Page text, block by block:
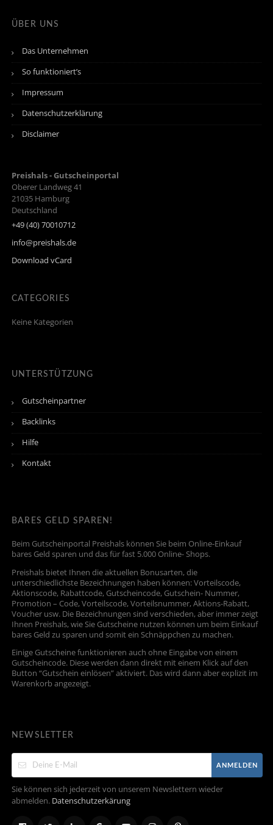
ÜBER UNS
Das Unternehmen
So funktioniert’s
Impressum
Datenschutzerklärung
Disclaimer
Preishals - Gutscheinportal
Oberer Landweg 41
21035 Hamburg
Deutschland
+49 (40) 70010712
info@preishals.de
Download vCard
CATEGORIES
Keine Kategorien
UNTERSTÜTZUNG
Gutscheinpartner
Backlinks
Hilfe
Kontakt
BARES GELD SPAREN!
Beim Gutscheinportal Preishals können Sie beim Online-Einkauf
bares Geld sparen und das für fast 5.000 Online- Shops.
Preishals bietet Ihnen die aktuellen Bonusarten, die
unterschiedlichste Bezeichnungen haben können: Vorteilscode,
Aktionscode, Rabattcode, Gutscheincode, Gutschein- Nummer,
Promotion – Code, Vorteilscode, Vorteilsnummer, Aktions-Rabatt,
Voucher usw. Die Bezeichnungen sind verschieden, aber immer zeigt
Ihnen Preishals, wie Sie Gutscheine nutzen können um beim Einkauf
bares Geld zu sparen und somit ein Schnäppchen zu machen.
Einige Gutscheine funktionieren auch ohne Eingabe von einem
Gutscheincode. Diese werden dann direkt mit einem Klick auf den
Button “Gutschein einlösen” aktiviert. Das wird dann aber explizit im
Warenkorb angezeigt.
NEWSLETTER
ANMELDEN
Sie können sich jederzeit von unserem Newslettern wieder
abmelden. Datenschutzerkärung